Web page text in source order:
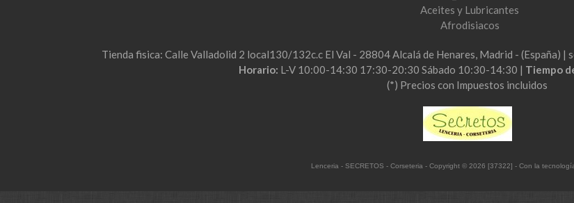
Aceites y Lubricantes
Afrodisiacos
Tienda fisica: Calle Valladolid 2 local130/132c.c El Val - 28804 Alcalá de Henares, Madrid - (España) |
Horario: L-V 10:00-14:30 17:30-20:30 Sábado 10:30-14:30 | Tiempo
(*) Precios con Impuestos incluidos
Lenceria - SECRETOS - Corseteria - Copyright © 2026 [37322] - Con la